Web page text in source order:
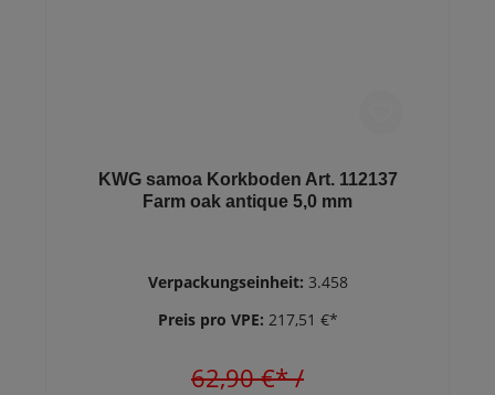
KWG samoa Korkboden Art. 112137
Farm oak antique 5,0 mm
Verpackungseinheit: 3.458
Preis pro VPE: 217,51 €*
62,90 €*/